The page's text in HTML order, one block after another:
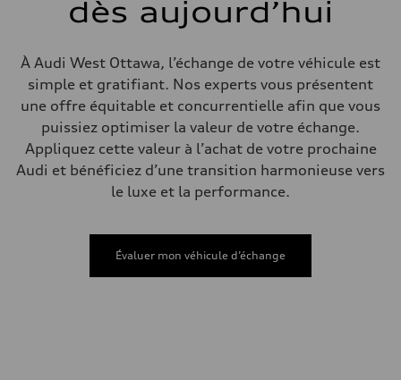
Electromechanical steering with speed-sensitive power assist
—
Poids brut admissible
—
Volumes
Compartiment à bagages
Réservoir de carburant (approx.)
—
Données de rendement
Consommation de carburant
Consommation – ville
dès aujourd’hui
À Audi West Ottawa, l’échange de votre véhicule est
simple et gratifiant. Nos experts vous présentent
une offre équitable et concurrentielle afin que vous
puissiez optimiser la valeur de votre échange.
Appliquez cette valeur à l’achat de votre prochaine
Audi et bénéficiez d’une transition harmonieuse vers
le luxe et la performance.
Évaluer mon véhicule d’échange